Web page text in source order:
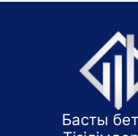
Басты бет